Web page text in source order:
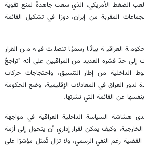
لعب الضغط الأمريكي، الذي سعت جاهدةً لمنع تقوية
المقربة من إيران، دورًا في تشكيل القائمة
العراقية بيانًا رسميًا تنصلت فيه من القرار
إلى حدّ فسّره العديد من المراقبين على أنه "تراجعٌ
الداخلية من إطار التنسيق، واحتجاجات حركات
لدور العراق في المعادلات الإقليمية، وضع الحكومة
عن القائمة التي نشرتها.
هشاشة السياسة الداخلية العراقية في مواجهة
الخارجية، وكيف يمكن لقرار إداري أن يتحول إلى أزمة
رغم النفي الرسمي، ولا تزال تُمثل مؤشرًا على